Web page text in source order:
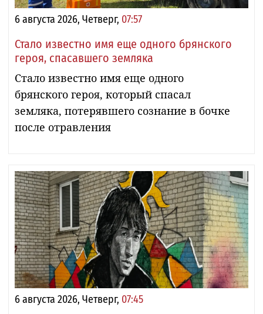
6 августа 2026, Четверг, 07:57
Стало известно имя еще одного брянского
героя, спасавшего земляка
Стало известно имя еще одного
брянского героя, который спасал
земляка, потерявшего сознание в бочке
после отравления
6 августа 2026, Четверг, 07:45